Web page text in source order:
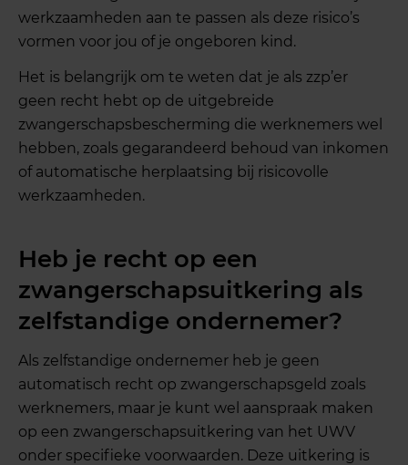
werkzaamheden aan te passen als deze risico’s
vormen voor jou of je ongeboren kind.
Het is belangrijk om te weten dat je als zzp’er
geen recht hebt op de uitgebreide
zwangerschapsbescherming die werknemers wel
hebben, zoals gegarandeerd behoud van inkomen
of automatische herplaatsing bij risicovolle
werkzaamheden.
Heb je recht op een
zwangerschapsuitkering als
zelfstandige ondernemer?
Als zelfstandige ondernemer heb je geen
automatisch recht op zwangerschapsgeld zoals
werknemers, maar je kunt wel aanspraak maken
op een zwangerschapsuitkering van het UWV
onder specifieke voorwaarden. Deze uitkering is